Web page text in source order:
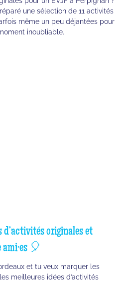
une sélection de 11 activités
même un peu déjantées pour
inoubliable.
d’activités originales et
🎈
et tu veux marquer les
meilleures idées d’activités